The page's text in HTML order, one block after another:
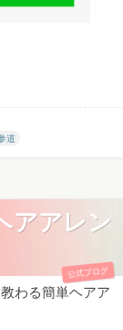
道
アアレン
公式ブログ
わる簡単ヘアア